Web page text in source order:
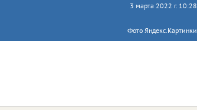
3 марта 2022 г. 10:28
Фото Яндекс.Картинки